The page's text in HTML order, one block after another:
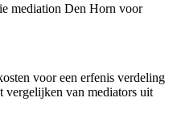
mediation Den Horn voor
voor een erfenis verdeling
vergelijken van mediators uit